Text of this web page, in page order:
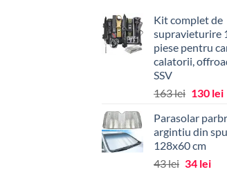
pot
fi
alese
în
Kit complet de
supravieturire
piese pentru
calatorii,
SSV
163lei Prețul
a
fost:
163 lei.
130 lei
Parasolar
argintiu din
128x60 cm
43lei Prețul
34 lei